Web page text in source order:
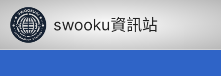
swooku資訊站